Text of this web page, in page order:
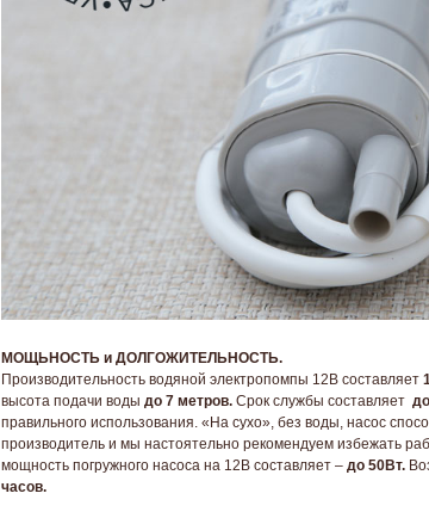
МОЩЬНОСТЬ и ДОЛГОЖИТЕЛЬНОСТЬ.
Производительность водяной электропомпы 12В составляет
высота подачи воды до 7 метров. Срок службы составляет
правильного использования. «На сухо», без воды, насос
производитель и мы настоятельно рекомендуем избежать
мощность погружного насоса на 12В составляет – до 50Вт.
часов.